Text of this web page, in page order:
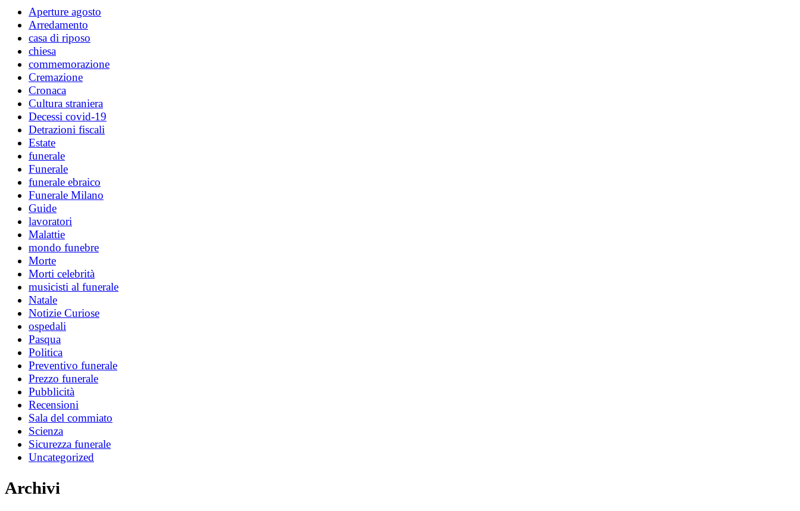
Aperture agosto
Arredamento
casa di riposo
chiesa
commemorazione
Cremazione
Cronaca
Cultura straniera
Decessi covid-19
Detrazioni fiscali
Estate
funerale
Funerale
funerale ebraico
Funerale Milano
Guide
lavoratori
Malattie
mondo funebre
Morte
Morti celebrità
musicisti al funerale
Natale
Notizie Curiose
ospedali
Pasqua
Politica
Preventivo funerale
Prezzo funerale
Pubblicità
Recensioni
Sala del commiato
Scienza
Sicurezza funerale
Uncategorized
Archivi